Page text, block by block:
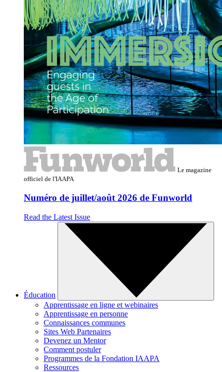
Le magazine
officiel de l'IAAPA
Numéro de juillet/août 2026 de Funworld
Read the Latest Issue
Éducation
Apprentissage en ligne et webinaires
Apprentissage en personne
Connaissances communes
Sites Web Partenaires
Devenez un Mentor
Comment postuler
Programmes de la Fondation IAAPA
Ressources